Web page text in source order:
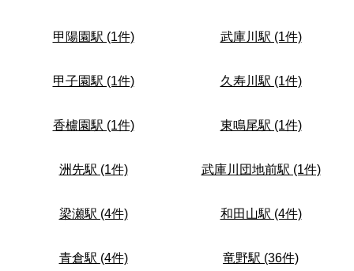
甲陽園駅 (1件) 武庫川駅 (1件)
甲子園駅 (1件) 久寿川駅 (1件)
香櫨園駅 (1件) 東鳴尾駅 (1件)
洲先駅 (1件) 武庫川団地前駅 (1件)
梁瀬駅 (4件) 和田山駅 (4件)
青倉駅 (4件) 竜野駅 (36件)